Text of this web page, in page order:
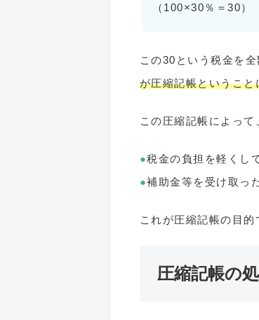
（100×30％＝30）
この30という税金を全
が圧縮記帳ということ
この圧縮記帳によって
●税金の負担を軽くし
●補助金等を受け取っ
これが圧縮記帳の目的
圧縮記帳の